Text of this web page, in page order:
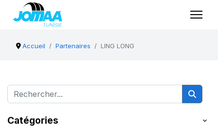
Accueil Partenaires LING LONG
Catégories